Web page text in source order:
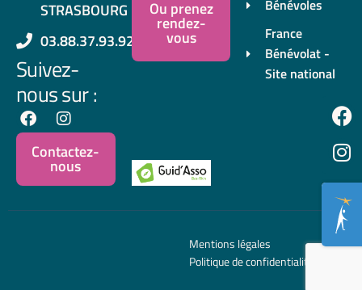
STRASBOURG
03.88.37.93.92
Suivez-
nous sur :
Contactez-
nous
Ou prenez
rendez-
vous
Bénévoles
France
Bénévolat -
Site national
Mentions légales
Politique de confidentialité